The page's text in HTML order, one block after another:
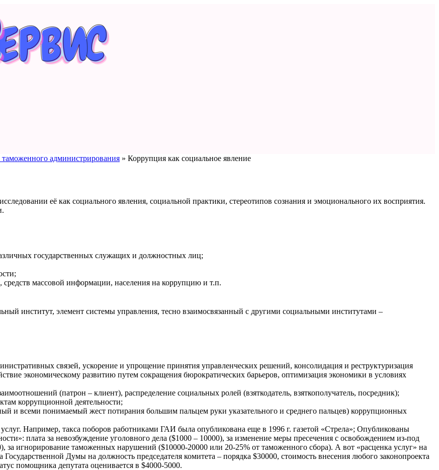
администрирования » Коррупция как социальное явление
её как социального явления, социальной практики, стереотипов сознания и эмоционального их восприятия.
государственных служащих и должностных лиц;
массовой информации, населения на коррупцию и т.п.
институт, элемент системы управления, тесно взаимосвязанный с другими социальными институтами –
связей, ускорение и упрощение принятия управленческих решений, консолидация и реструктуризация
экономическому развитию путем сокращения бюрократических барьеров, оптимизация экономики в условиях
(патрон – клиент), распределение социальных ролей (взяткодатель, взяткополучатель, посредник);
коррупционной деятельности;
и всеми понимаемый жест потирания большим пальцем руки указательного и среднего пальцев) коррупционных
Например, такса поборов работниками ГАИ была опубликована еще в 1996 г. газетой «Стрела»; Опубликованы
плата за невозбуждение уголовного дела ($1000 – 10000), за изменение меры пресечения с освобождением из-под
за игнорирование таможенных нарушений ($10000-20000 или 20-25% от таможенного сбора). А вот «расценка услуг» на
Думы на должность председателя комитета – порядка $30000, стоимость внесения любого законопроекта
помощника депутата оценивается в $4000-5000.